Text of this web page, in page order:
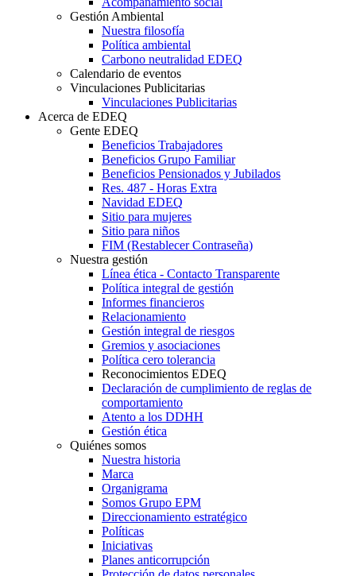
Gestión Ambiental
Nuestra filosofía
Política ambiental
Carbono neutralidad EDEQ
Calendario de eventos
Vinculaciones Publicitarias
Vinculaciones Publicitarias
Acerca de EDEQ
Gente EDEQ
Beneficios Trabajadores
Beneficios Grupo Familiar
Beneficios Pensionados y Jubilados
Res. 487 - Horas Extra
Navidad EDEQ
Sitio para mujeres
Sitio para niños
FIM (Restablecer Contraseña)
Nuestra gestión
Línea ética - Contacto Transparente
Política integral de gestión
Informes financieros
Relacionamiento
Gestión integral de riesgos
Gremios y asociaciones
Política cero tolerancia
Reconocimientos EDEQ
Declaración de cumplimiento de reglas de
comportamiento
Atento a los DDHH
Gestión ética
Quiénes somos
Nuestra historia
Marca
Organigrama
Somos Grupo EPM
Direccionamiento estratégico
Políticas
Iniciativas
Planes anticorrupción